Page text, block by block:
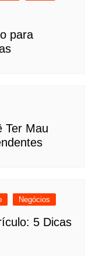
para
Ter Mau
Negócios
5 Dicas